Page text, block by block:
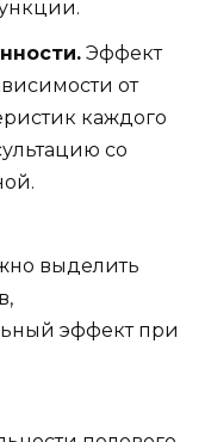
Эффект
от
каждого
со
выделить
эффект при